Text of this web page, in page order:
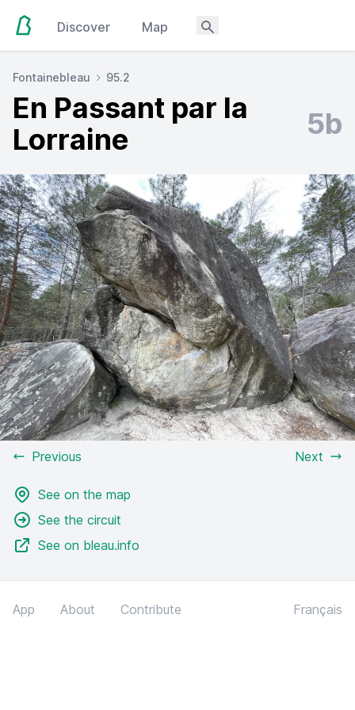
Discover Map
Fontainebleau 95.2
En Passant par la
Lorraine
5b
Previous Next
See on the map
See the circuit
See on bleau.info
App About Contribute Français